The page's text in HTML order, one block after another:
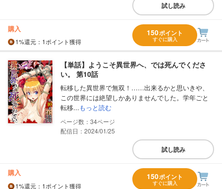
試し読み
購入
1%還元 ：1ポイント獲得
150ポイント
すぐに購入
【単話】ようこそ異世界へ、では死んでくださ
い。 第10話
転移した異世界で無双！……出来るかと思いきや、
この世界には絶望しかありませんでした。学年ごと
転移...もっと読む
34
配信日：2024/01/25
試し読み
購入
1%還元 ：1ポイント獲得
150ポイント
すぐに購入